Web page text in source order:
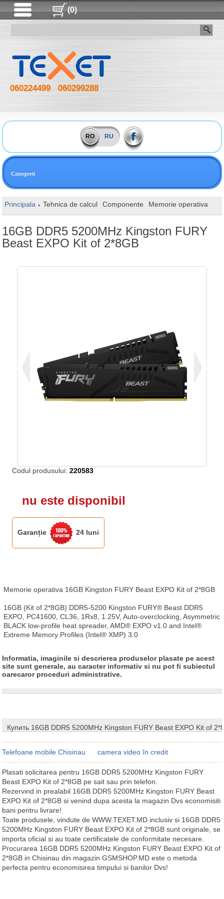
(0)
060224499 060299288
RO RU
Categorii
Principala Tehnica de calcul Componente Memorie operativa
16GB DDR5 5200MHz Kingston FURY
Beast EXPO Kit of 2*8GB
Codul produsului:220583
nu este disponibil
Garanție 24 luni
Memorie operativa 16GB Kingston FURY Beast EXPO Kit of 2*8GB
16GB (Kit of 2*8GB) DDR5-5200 Kingston FURY® Beast DDR5
EXPO, PC41600, CL36, 1Rx8, 1.25V, Auto-overclocking, Asymmetric
BLACK low-profile heat spreader, AMD® EXPO v1.0 and Intel®
Extreme Memory Profiles (Intel® XMP) 3.0
Informatia, imaginile si descrierea produselor plasate pe acest
site sunt generale, au caracter informativ si nu pot fi subiectul
oarecaror proceduri administrative.
Купить 16GB DDR5 5200MHz Kingston FURY Beast EXPO Kit of
Telefoane mobile Chisinau camera video în credit
Plasati solicitarea pentru 16GB DDR5 5200MHz Kingston FURY
Beast EXPO Kit of 2*8GB pe sait sau prin telefon.
Rezervind in prealabil 16GB DDR5 5200MHz Kingston FURY Beast
EXPO Kit of 2*8GB si venind dupa acesta la magazin Dvs economisiti
bani pentru livrare!
Toate produsele, vindute de WWW.TEXET.MD inclusiv si 16GB DDR5
5200MHz Kingston FURY Beast EXPO Kit of 2*8GB sunt originale, se
importa oficial si au toate certificatele de conformitate necesare.
Procurarea 16GB DDR5 5200MHz Kingston FURY Beast EXPO Kit of
2*8GB in Chisinau din magazin GSMSHOP.MD este o metoda
perfecta pentru economisirea timpului si banilor Dvs!